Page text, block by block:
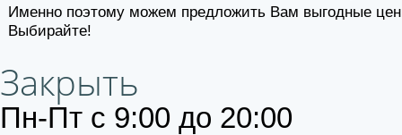
Именно поэтому можем предложить Вам выгодные
Выбирайте!
Закрыть
Пн-Пт с 9:00 до 20:00